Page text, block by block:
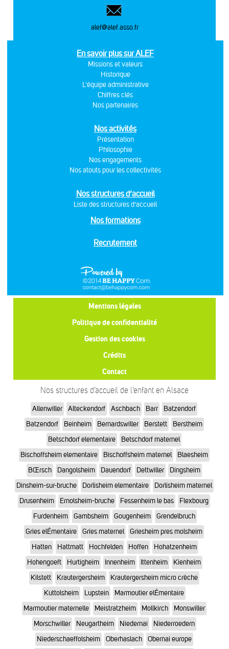
alef@alef.asso.fr
En savoir plus sur ALEF
Missions et valeurs
Historique
L'équipe administrative
Chiffres clés
Nos partenaires
Nos activités
Présentation
Philosophie
Nos engagements
Nos atouts pour les collectivités
Nos structures d’accueil
Liste des structures d’accueil
Nos formations
Recrutement
Mentions légales
Politique de confidentialité
Gestion des cookies
Crédits
Contact
Nos structures d’accueil de l’enfant en Alsace
Allenwiller Alteckendorf Aschbach Barr
Batzendorf
Batzendorf
Beinheim Bernardswiller Berstett
Berstheim
Betschdorf elementaire
Betschdorf maternel
Bischoffsheim elementaire
Bischoffsheim maternel
Blaesheim
BŒrsch
Dangolsheim Dauendorf Dettwiller
Dingsheim
Dinsheim-sur-bruche
Dorlisheim elementaire
Dorlisheim maternel
Drusenheim
Ernolsheim-bruche Fessenheim le bas
Flexbourg
Furdenheim
Gambsheim Gougenheim
Grendelbruch
Gries elÉmentaire
Gries maternel
Griesheim pres molsheim
Hatten
Hattmatt Hochfelden Hoffen
Hohatzenheim
Hohengoeft
Hurtigheim Innenheim Ittenheim
Kienheim
Kilstett
Krautergersheim
Krautergersheim micro crèche
Kuttolsheim
Lupstein
Marmoutier elÉmentaire
Marmoutier maternelle
Meistratzheim Mollkirch
Monswiller
Morschwiller
Neugartheim Niedernai
Niederroedern
Niederschaeffolsheim
Oberhaslach
Obernai europe